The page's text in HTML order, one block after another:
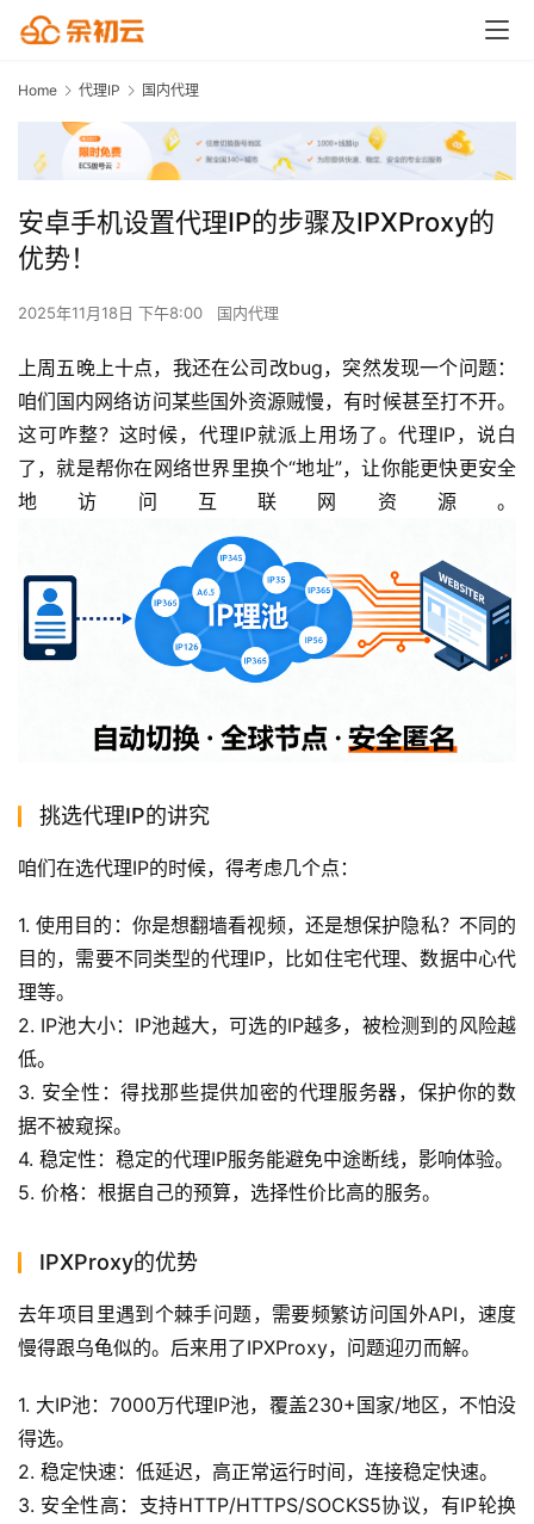
Home 代理IP 国内代理
安卓手机设置代理IP的步骤及IPXProxy的
优势！
2025年11月18日 下午8:00 国内代理
上周五晚上十点，我还在公司改bug，突然发现一个问题：
咱们国内网络访问某些国外资源贼慢，有时候甚至打不开。
这可咋整？这时候，代理IP就派上用场了。代理IP，说白
了，就是帮你在网络世界里换个“地址”，让你能更快更安全
地访问互联网资源。
挑选代理IP的讲究
咱们在选代理IP的时候，得考虑几个点：
1. 使用目的：你是想翻墙看视频，还是想保护隐私？不同的
目的，需要不同类型的代理IP，比如住宅代理、数据中心代
理等。
2. IP池大小：IP池越大，可选的IP越多，被检测到的风险越
低。
3. 安全性：得找那些提供加密的代理服务器，保护你的数
据不被窥探。
4. 稳定性：稳定的代理IP服务能避免中途断线，影响体验。
5. 价格：根据自己的预算，选择性价比高的服务。
IPXProxy的优势
去年项目里遇到个棘手问题，需要频繁访问国外API，速度
慢得跟乌龟似的。后来用了IPXProxy，问题迎刃而解。
1. 大IP池：7000万代理IP池，覆盖230+国家/地区，不怕没
得选。
2. 稳定快速：低延迟，高正常运行时间，连接稳定快速。
3. 安全性高：支持HTTP/HTTPS/SOCKS5协议，有IP轮换